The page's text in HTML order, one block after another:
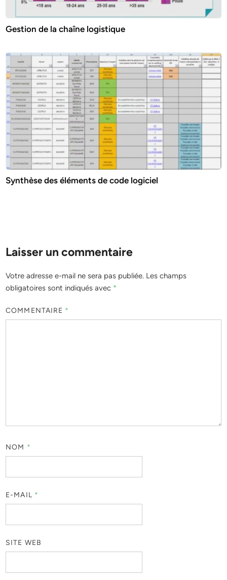
Gestion de la chaîne logistique
Synthèse des éléments de code logiciel
Laisser un commentaire
Votre adresse e-mail ne sera pas publiée. Les champs
obligatoires sont indiqués avec *
COMMENTAIRE *
NOM *
E-MAIL *
SITE WEB